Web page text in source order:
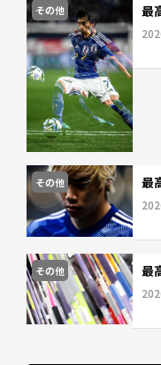
その他 最
その他 最
その他 最